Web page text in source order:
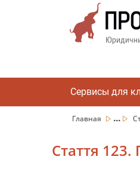
Сервисы для
Главная ...
Стаття 123.